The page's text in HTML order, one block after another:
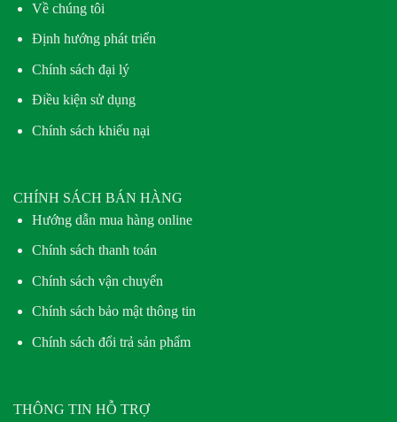
Về chúng tôi
Định hướng phát triển
Chính sách đại lý
Điều kiện sử dụng
Chính sách khiếu nại
CHÍNH SÁCH BÁN HÀNG
Hướng dẫn mua hàng online
Chính sách thanh toán
Chính sách vận chuyển
Chính sách bảo mật thông tin
Chính sách đổi trả sản phẩm
THÔNG TIN HỖ TRỢ